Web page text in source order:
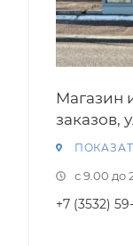
Магазин
заказов,
с 9.00 до
+7 (3532)